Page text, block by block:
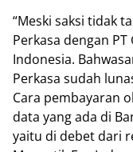
“Meski saksi tidak
Perkasa dengan
Indonesia.
Perkasa sudah
Cara pembayaran
data yang ada di
yaitu di debet dari